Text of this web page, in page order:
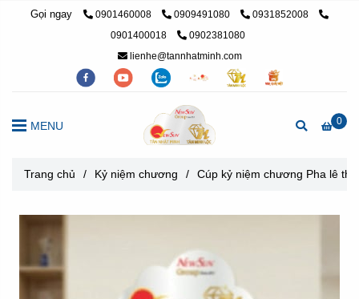
Gọi ngay 0901460008 0909491080
0931852008
0901400018
0902381080
lienhe@tannhatminh.com
0
MENU
Trang chủ / Kỷ niệm chương / Cúp kỷ niệm chương Pha lê